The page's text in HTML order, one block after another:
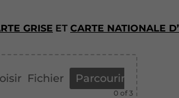
GRISE ET CARTE NATIONALE
Fichier Parcourir
0 of 3